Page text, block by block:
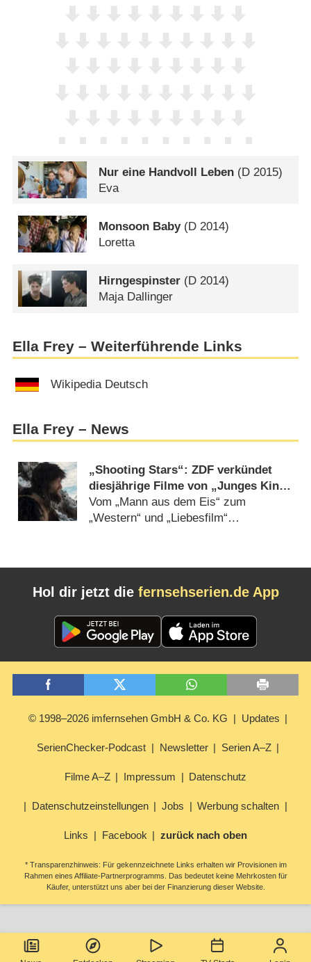
Nur eine Handvoll Leben (D 2015)
Eva
Monsoon Baby(D 2014)
Loretta
Hirngespinster (D 2014)
Maja Dallinger
Ella Frey – Weiterführende Links
Wikipedia Deutsch
Ella Frey – News
„Shooting Stars“: ZDF verkündet
diesjährige Filme von „Junges Kino
im Zweiten“
Vom „Mann aus dem Eis“ zum
„Western“ und „Liebesfilm“
Hol dir jetzt die fernsehserien.de App
© 1998–2026 imfernsehen GmbH & Co. KG Updates
SerienChecker-Podcast Newsletter Serien A–Z
Filme A–Z Impressum Datenschutz
Datenschutzeinstellungen Jobs Werbung schalten
Links Facebook zurück nach oben
* Transparenzhinweis: Für gekennzeichnete Links erhalten wir Provisionen im
Rahmen eines Affiliate-Partnerprogramms. Das bedeutet keine Mehrkosten für
Käufer, unterstützt uns aber bei der Finanzierung dieser Website.